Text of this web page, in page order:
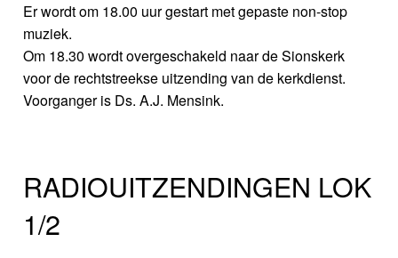
Er wordt om 18.00 uur gestart met gepaste non-stop
muziek.
Om 18.30 wordt overgeschakeld naar de Sionskerk
voor de rechtstreekse uitzending van de kerkdienst.
Voorganger is Ds. A.J. Mensink.
RADIOUITZENDINGEN LOK
1/2